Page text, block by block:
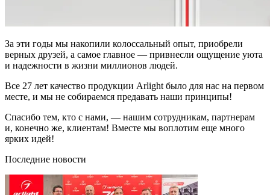
За эти годы мы накопили колоссальный опыт, приобрели
верных друзей, а самое главное — привнесли ощущение уюта
и надежности в жизни миллионов людей.
Все 27 лет качество продукции Arlight было для нас на первом
месте, и мы не собираемся предавать наши принципы!
Спасибо тем, кто с нами, — нашим сотрудникам, партнерам
и, конечно же, клиентам! Вместе мы воплотим еще много
ярких идей!
Последние новости